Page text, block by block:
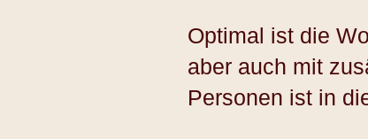
Optimal ist die
aber auch mit
Personen ist in